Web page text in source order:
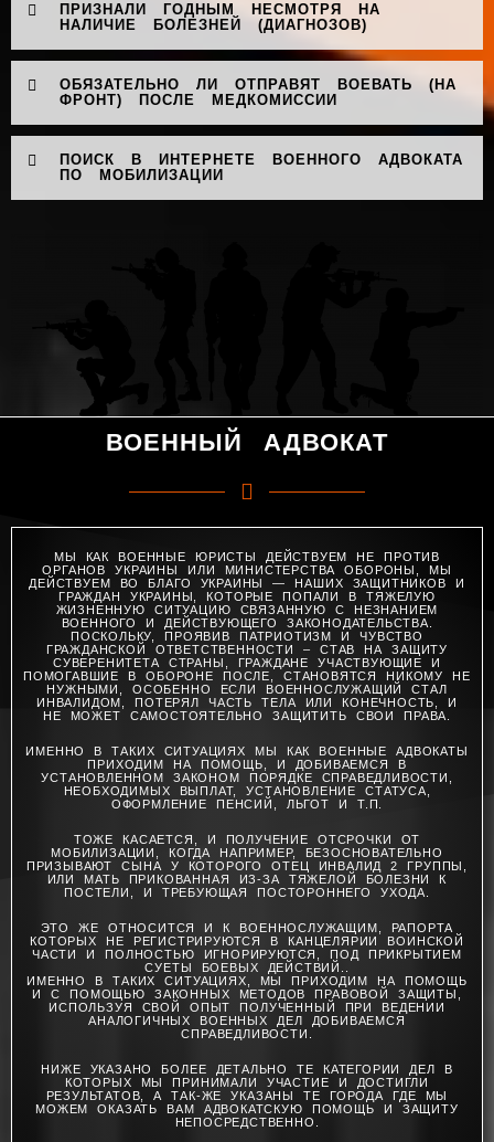
ПРИЗНАЛИ ГОДНЫМ НЕСМОТРЯ НА
НАЛИЧИЕ БОЛЕЗНЕЙ (ДИАГНОЗОВ)
ОБЯЗАТЕЛЬНО ЛИ ОТПРАВЯТ ВОЕВАТЬ (НА
ФРОНТ) ПОСЛЕ МЕДКОМИССИИ
ПОИСК В ИНТЕРНЕТЕ ВОЕННОГО АДВОКАТА
ПО МОБИЛИЗАЦИИ
ВОЕННЫЙ АДВОКАТ
МЫ КАК ВОЕННЫЕ ЮРИСТЫ ДЕЙСТВУЕМ НЕ ПРОТИВ
ОРГАНОВ УКРАИНЫ ИЛИ МИНИСТЕРСТВА ОБОРОНЫ, МЫ
ДЕЙСТВУЕМ ВО БЛАГО УКРАИНЫ — НАШИХ ЗАЩИТНИКОВ И
ГРАЖДАН УКРАИНЫ, КОТОРЫЕ ПОПАЛИ В ТЯЖЕЛУЮ
ЖИЗНЕННУЮ СИТУАЦИЮ СВЯЗАННУЮ С НЕЗНАНИЕМ
ВОЕННОГО И ДЕЙСТВУЮЩЕГО ЗАКОНОДАТЕЛЬСТВА.
ПОСКОЛЬКУ, ПРОЯВИВ ПАТРИОТИЗМ И ЧУВСТВО
ГРАЖДАНСКОЙ ОТВЕТСТВЕННОСТИ – СТАВ НА ЗАЩИТУ
СУВЕРЕНИТЕТА СТРАНЫ, ГРАЖДАНЕ УЧАСТВУЮЩИЕ И
ПОМОГАВШИЕ В ОБОРОНЕ ПОСЛЕ, СТАНОВЯТСЯ НИКОМУ НЕ
НУЖНЫМИ, ОСОБЕННО ЕСЛИ ВОЕННОСЛУЖАЩИЙ СТАЛ
ИНВАЛИДОМ, ПОТЕРЯЛ ЧАСТЬ ТЕЛА ИЛИ КОНЕЧНОСТЬ, И
НЕ МОЖЕТ САМОСТОЯТЕЛЬНО ЗАЩИТИТЬ СВОИ ПРАВА.
ИМЕННО В ТАКИХ СИТУАЦИЯХ МЫ КАК ВОЕННЫЕ АДВОКАТЫ
ПРИХОДИМ НА ПОМОЩЬ, И ДОБИВАЕМСЯ В
УСТАНОВЛЕННОМ ЗАКОНОМ ПОРЯДКЕ СПРАВЕДЛИВОСТИ,
НЕОБХОДИМЫХ ВЫПЛАТ, УСТАНОВЛЕНИЕ СТАТУСА,
ОФОРМЛЕНИЕ ПЕНСИЙ, ЛЬГОТ И Т.П.
ТОЖЕ КАСАЕТСЯ, И ПОЛУЧЕНИЕ ОТСРОЧКИ ОТ
МОБИЛИЗАЦИИ, КОГДА НАПРИМЕР, БЕЗОСНОВАТЕЛЬНО
ПРИЗЫВАЮТ СЫНА У КОТОРОГО ОТЕЦ ИНВАЛИД 2 ГРУППЫ,
ИЛИ МАТЬ ПРИКОВАННАЯ ИЗ-ЗА ТЯЖЕЛОЙ БОЛЕЗНИ К
ПОСТЕЛИ, И ТРЕБУЮЩАЯ ПОСТОРОННЕГО УХОДА.
ЭТО ЖЕ ОТНОСИТСЯ И К ВОЕННОСЛУЖАЩИМ, РАПОРТА
КОТОРЫХ НЕ РЕГИСТРИРУЮТСЯ В КАНЦЕЛЯРИИ ВОИНСКОЙ
ЧАСТИ И ПОЛНОСТЬЮ ИГНОРИРУЮТСЯ, ПОД ПРИКРЫТИЕМ
СУЕТЫ БОЕВЫХ ДЕЙСТВИЙ..
ИМЕННО В ТАКИХ СИТУАЦИЯХ, МЫ ПРИХОДИМ НА ПОМОЩЬ
И С ПОМОЩЬЮ ЗАКОННЫХ МЕТОДОВ ПРАВОВОЙ ЗАЩИТЫ,
ИСПОЛЬЗУЯ СВОЙ ОПЫТ ПОЛУЧЕННЫЙ ПРИ ВЕДЕНИИ
АНАЛОГИЧНЫХ ВОЕННЫХ ДЕЛ ДОБИВАЕМСЯ
СПРАВЕДЛИВОСТИ.
НИЖЕ УКАЗАНО БОЛЕЕ ДЕТАЛЬНО ТЕ КАТЕГОРИИ ДЕЛ В
КОТОРЫХ МЫ ПРИНИМАЛИ УЧАСТИЕ И ДОСТИГЛИ
РЕЗУЛЬТАТОВ, А ТАК-ЖЕ УКАЗАНЫ ТЕ ГОРОДА ГДЕ МЫ
МОЖЕМ ОКАЗАТЬ ВАМ АДВОКАТСКУЮ ПОМОЩЬ И ЗАЩИТУ
НЕПОСРЕДСТВЕННО.